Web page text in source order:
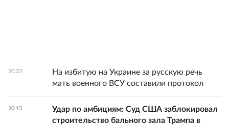
20:22
На избитую на Украине за русскую речь
мать военного ВСУ составили протокол
20:15
Удар по амбициям: Суд США заблокировал
строительство бального зала Трампа в